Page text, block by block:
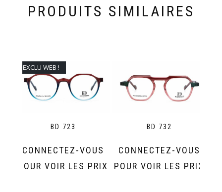
PRODUITS SIMILAIRES
EXCLU WEB !
BD 723
CONNECTEZ-VOUS
POUR VOIR LES PRIX
BD 732
CONNECTEZ-VOUS
POUR VOIR LES PRIX